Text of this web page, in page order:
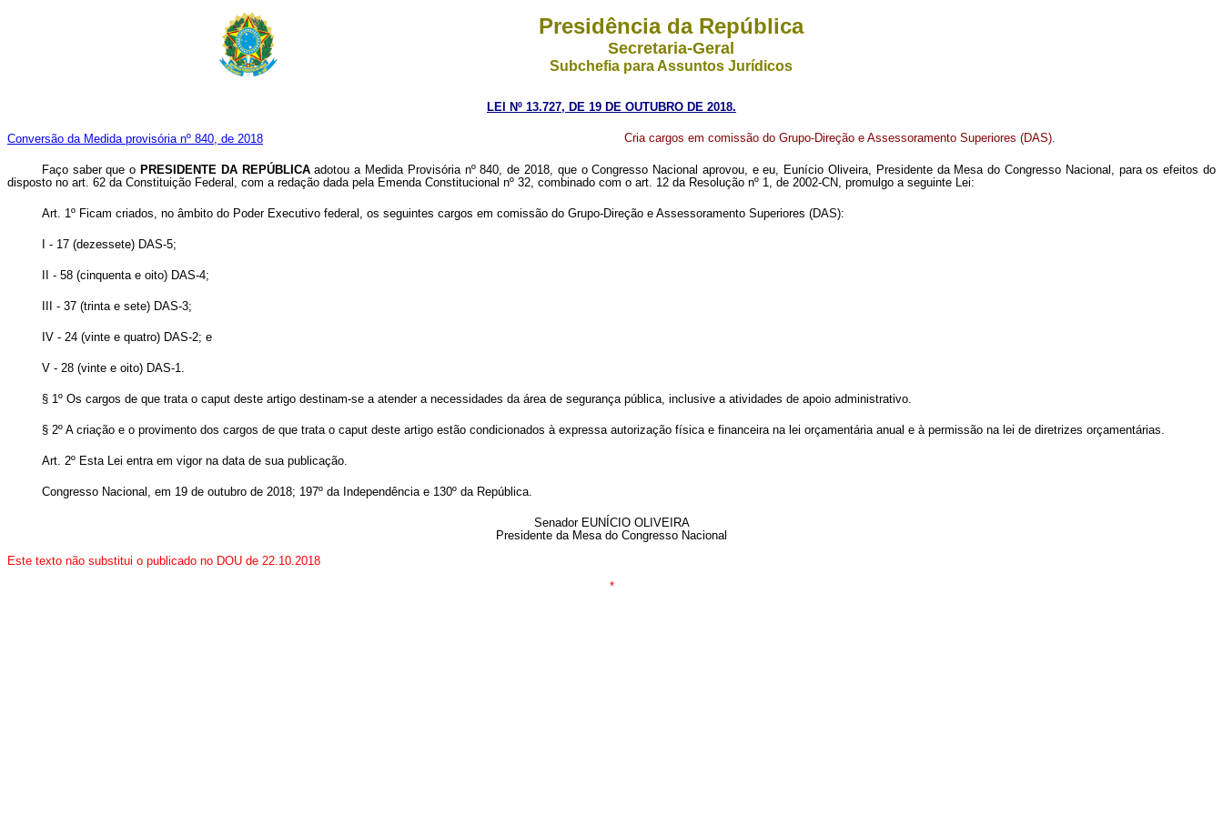
Presidência da República
Secretaria-Geral
Subchefia para Assuntos Jurídicos
LEI Nº 13.727, DE 19 DE OUTUBRO DE 2018.
Conversão da Medida provisória nº 840, de 2018 Cria cargos em comissão do Grupo-Direção e Assessoramento Superiores (DAS).
Faço saber que o PRESIDENTE DA REPÚBLICAadotou a Medida Provisória nº 840, de 2018, que o Congresso Nacional aprovou, e eu, Eunício Oliveira, Presidente da Mesa do Congresso Nacional, para os efeitos do
disposto no art. 62 da Constituição Federal, com a redação dada pela Emenda Constitucional nº 32, combinado com o art. 12 da Resolução nº 1, de 2002-CN, promulgo a seguinte Lei:
Art. 1º Ficam criados, no âmbito do Poder Executivo federal, os seguintes cargos em comissão do Grupo-Direção e Assessoramento Superiores (DAS):
I - 17 (dezessete) DAS-5;
II - 58 (cinquenta e oito) DAS-4;
III - 37 (trinta e sete) DAS-3;
IV - 24 (vinte e quatro) DAS-2; e
V - 28 (vinte e oito) DAS-1.
§ 1º Os cargos de que trata o caput deste artigo destinam-se a atender a necessidades da área de segurança pública, inclusive a atividades de apoio administrativo.
§ 2º A criação e o provimento dos cargos de que trata o caput deste artigo estão condicionados à expressa autorização física e financeira na lei orçamentária anual e à permissão na lei de diretrizes orçamentárias.
Art. 2º Esta Lei entra em vigor na data de sua publicação.
Congresso Nacional, em 19 de outubro de 2018; 197º da Independência e 130º da República.
Senador EUNÍCIO OLIVEIRA
Presidente da Mesa do Congresso Nacional
Este texto não substitui o publicado no DOU de 22.10.2018
*